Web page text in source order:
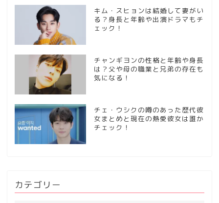
キム・スヒョンは結婚して妻がい
る？身長と年齢や出演ドラマもチ
ェック！
チャンギヨンの性格と年齢や身長
は？父や母の職業と兄弟の存在も
気になる！
チェ・ウシクの噂のあった歴代彼
女まとめと現在の熱愛彼女は誰か
チェック！
カテゴリー